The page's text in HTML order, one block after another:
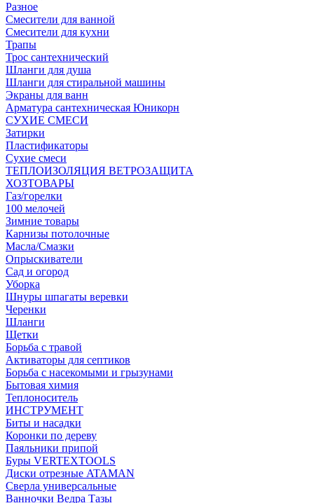
Разное
Смесители для ванной
Смесители для кухни
Трапы
Трос сантехнический
Шланги для душа
Шланги для стиральной машины
Экраны для ванн
Арматура сантехническая Юникорн
СУХИЕ СМЕСИ
Затирки
Пластификаторы
Сухие смеси
ТЕПЛОИЗОЛЯЦИЯ ВЕТРОЗАЩИТА
ХОЗТОВАРЫ
Газ/горелки
100 мелочей
Зимние товары
Карнизы потолочные
Масла/Смазки
Опрыскиватели
Сад и огород
Уборка
Шнуры шпагаты веревки
Черенки
Шланги
Щетки
Борьба с травой
Активаторы для септиков
Борьба с насекомыми и грызунами
Бытовая химия
Теплоноситель
ИНСТРУМЕНТ
Биты и насадки
Коронки по дереву
Паяльники припой
Буры VERTEXTOOLS
Диски отрезные ATAMAN
Сверла универсальные
Ванночки Ведра Тазы